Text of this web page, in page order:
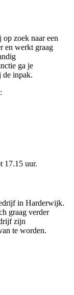
zoek naar een
en werkt graag
ga je
de inpak.
17.15 uur.
in Harderwijk.
graag verder
zijn
te worden.